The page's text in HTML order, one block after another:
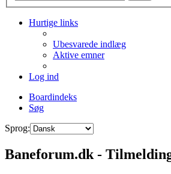
Hurtige links
Ubesvarede indlæg
Aktive emner
Log ind
Boardindeks
Søg
Sprog:
Baneforum.dk -